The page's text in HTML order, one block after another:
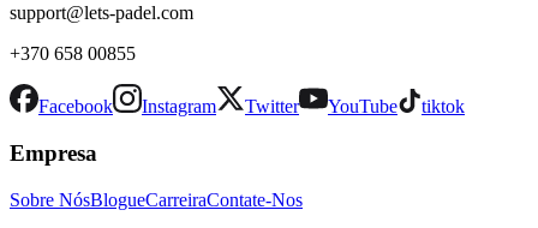
support@lets-padel.com
+370 658 00855
Facebook Instagram Twitter YouTube tiktok
Empresa
Sobre NósBlogueCarreiraContate-Nos